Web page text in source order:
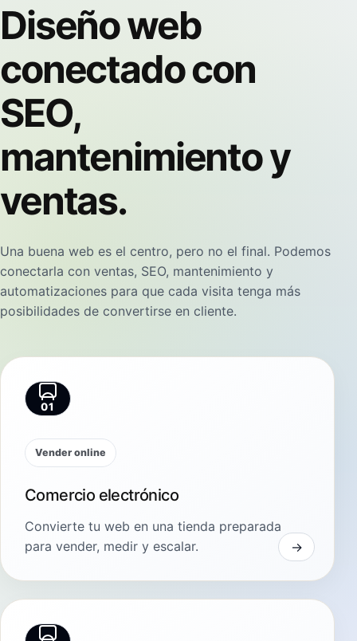
Diseño web
conectado con
SEO,
mantenimiento y
ventas.
Una buena web es el centro, pero no el final. Podemos
conectarla con ventas, SEO, mantenimiento y
automatizaciones para que cada visita tenga más
posibilidades de convertirse en cliente.
01
Vender online
Comercio electrónico
Convierte tu web en una tienda preparada
para vender, medir y escalar.